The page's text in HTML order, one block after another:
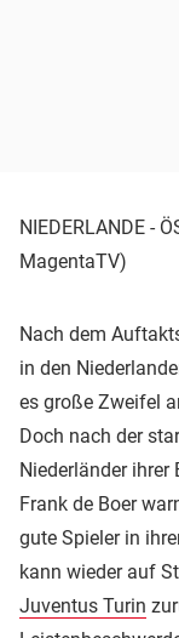
NIEDERLANDE -
MagentaTV)
Nach dem
in den
es große Zweifel
Doch nach der
Niederländer
Frank de Boer
gute Spieler in
kann wieder auf
Juventus Turin